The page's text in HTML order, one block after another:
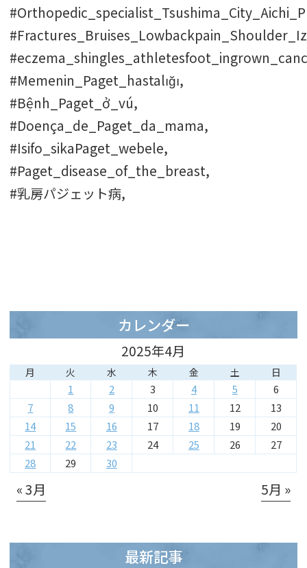
#Memenin_Paget_hastalığı,
#Bệnh_Paget_ở_vú,
#Doença_de_Paget_da_mama,
#Isifo_sikaPaget_webele,
#Paget_disease_of_the_breast,
#乳房パジェット病,
カレンダー
2025年4月
月 火 水 木 金 土 日
1 2 3 4 5
6
7
8 9 10 11 12
13
14
15 16 17 18 19
20
21
22 23 24 25 26
27
28
29 30
« 3月 5月 »
最新記事